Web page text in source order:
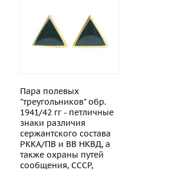
Пара полевых
"треугольников" обр.
1941/42 гг - петличные
знаки различия
сержантского состава
РККА/ПВ и ВВ НКВД, а
также охраны путей
сообщения, СССР,